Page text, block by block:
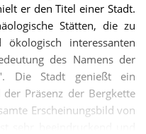
er den Titel einer Stadt.
Stätten, die zu
interessanten
des Namens der
Die Stadt genießt ein
Präsenz der Bergkette
Erscheinungsbild von